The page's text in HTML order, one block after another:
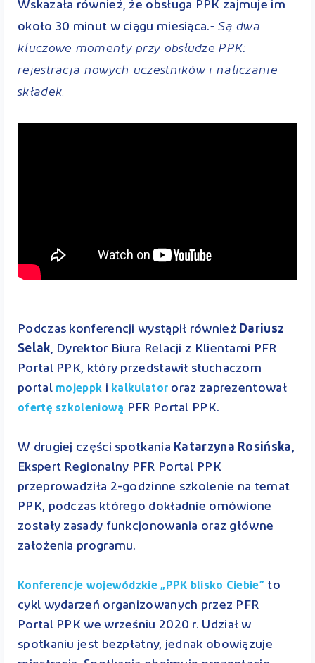
Wskazała również, że obsługa PPK zajmuje im
około 30 minut w ciągu miesiąca.- Są dwa
kluczowe momenty przy obsłudze PPK:
rejestracja nowych uczestników i naliczanie
składek.
Podczas konferencji wystąpił również Dariusz
Selak, Dyrektor Biura Relacji z Klientami PFR
Portal PPK, który przedstawił słuchaczom
portal mojeppk i kalkulator oraz zaprezentował
ofertę szkoleniową PFR Portal PPK.
W drugiej części spotkania Katarzyna Rosińska,
Ekspert Regionalny PFR Portal PPK
przeprowadziła 2-godzinne szkolenie na temat
PPK, podczas którego dokładnie omówione
zostały zasady funkcjonowania oraz główne
założenia programu.
Konferencje wojewódzkie „PPK blisko Ciebie”to
cykl wydarzeń organizowanych przez PFR
Portal PPK we wrześniu 2020 r. Udział w
spotkaniu jest bezpłatny, jednak obowiązuje